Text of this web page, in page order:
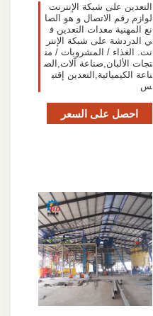
التعدين على شبكة الإنترنت
لوازم رقم الاتصال و هو الصا
نع المهنية معدات التعدين ف
ي الدردشة على شبكة الإنتر
نت. الغذاء / المشروبات / من
تجات الألبان,صناعة آلات,الص
ناعة الكيميائية,التعدين إقتب
س
احصل على السعر